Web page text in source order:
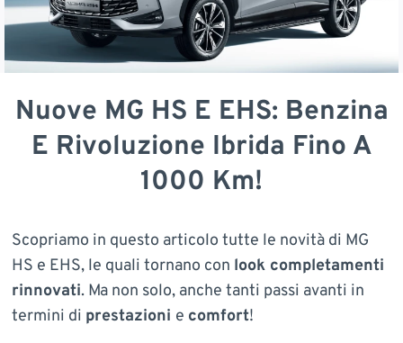
Nuove MG HS E EHS: Benzina
E Rivoluzione Ibrida Fino A
1000 Km!
Scopriamo in questo articolo tutte le novità di MG
HS e EHS, le quali tornano con look completamenti
rinnovati. Ma non solo, anche tanti passi avanti in
termini di prestazioni e comfort!